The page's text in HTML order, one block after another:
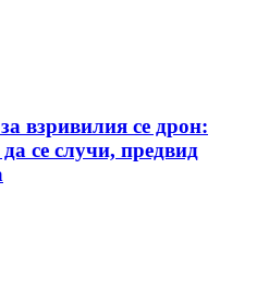
взривилия се дрон:
се случи, предвид